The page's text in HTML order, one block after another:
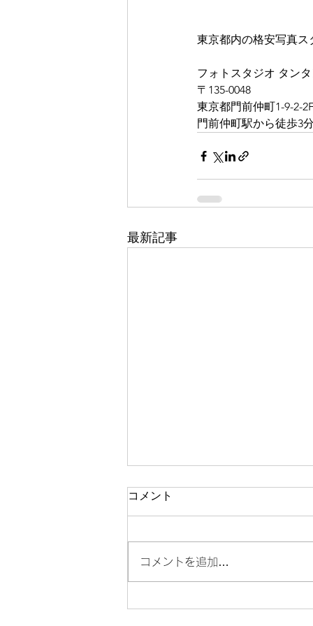
東京都内の格安写真ス
フォトスタジオ タン
〒135-0048
東京都門前仲町1-9-2-
門前仲町駅から徒歩3
最新記事
コメント
コメントを追加…